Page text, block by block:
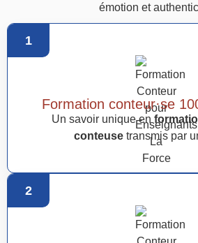
émotion et
1
Formation conteur·se
Un savoir unique en
conteuse transmis par
2